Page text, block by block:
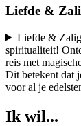
Liefde &
Liefde &
spiritualiteit!
reis met
Dit betekent dat
voor al je
Ik wil...